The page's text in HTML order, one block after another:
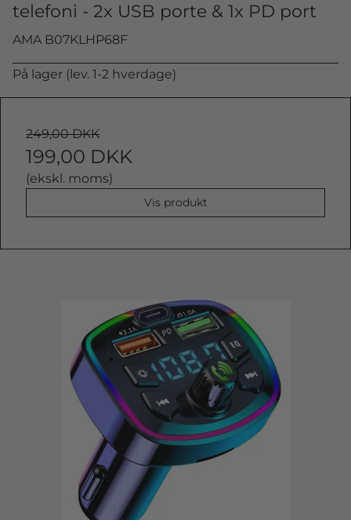
telefoni - 2x USB porte & 1x PD port
AMA B07KLHP68F
På lager (lev. 1-2 hverdage)
249,00 DKK
199,00 DKK
(ekskl. moms)
Vis produkt